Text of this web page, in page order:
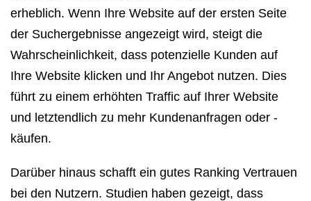
erheblich. Wenn Ihre Website auf der ersten Seite
der Suchergebnisse angezeigt wird, steigt die
Wahrscheinlichkeit, dass potenzielle Kunden auf
Ihre Website klicken und Ihr Angebot nutzen. Dies
führt zu einem erhöhten Traffic auf Ihrer Website
und letztendlich zu mehr Kundenanfragen oder -
käufen.
Darüber hinaus schafft ein gutes Ranking Vertrauen
bei den Nutzern. Studien haben gezeigt, dass